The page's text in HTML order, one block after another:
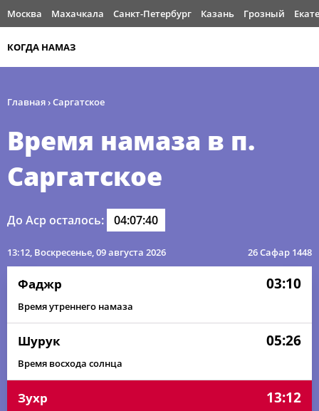
Москва Махачкала Санкт-Петербург Казань Грозный
КОГДА НАМАЗ
Главная›Саргатское
Время намаза в п.
Саргатское
До Аср осталось: 04:07:40
13:12, Воскресенье, 09 августа 2026 26 Сафар 1448
Фаджр 03:10
Время утреннего намаза
Шурук 05:26
Время восхода солнца
Зухр 13:12